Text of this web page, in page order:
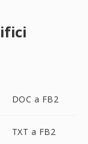
DOC a FB2
TXT a FB2